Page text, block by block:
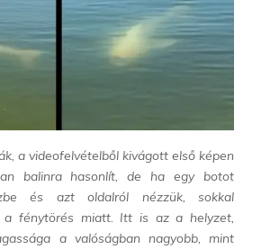
a videofelvételből kivágott első képen
balinra hasonlít, de ha egy botot
és azt oldalról nézzük, sokkal
a fénytörés miatt. Itt is az a helyzet,
a valóságban nagyobb, mint